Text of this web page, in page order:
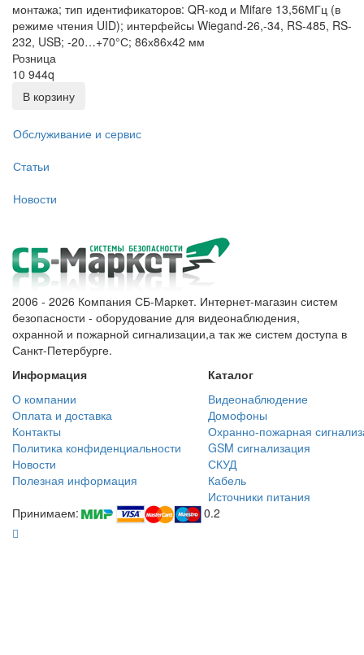
монтажа; тип идентификаторов: QR-код и Mifare 13,56МГц (в
режиме чтения UID); интерфейсы Wiegand-26,-34, RS-485, RS-
232, USB; -20…+70°С; 86х86х42 мм
Розница
10 944q
В корзину
Обслуживание и сервис
Статьи
Новости
2006 - 2026 Компания СБ-Маркет. Интернет-магазин систем
безопасности - оборудование для видеонаблюдения,
охранной и пожарной сигнализации,а так же систем доступа в
Санкт-Петербурге.
Информация
Каталог
О компании
Видеонаблюдение
Оплата и доставка
Домофоны
Контакты
Охранно-пожарная
Политика конфиденциальности
GSM сигнализация
Новости
СКУД
Полезная информация
Кабель
Источники питания
Принимаем:
0.2